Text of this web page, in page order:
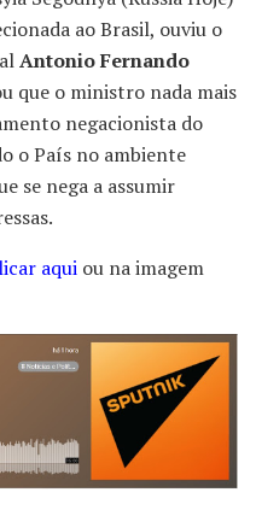
ao Brasil, ouviu o
Antonio Fernando
que o ministro nada mais
negacionista do
o País no ambiente
se nega a assumir
aqui ou na imagem